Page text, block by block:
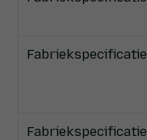
Fabriekspecificatie
Fabriekspecificatie